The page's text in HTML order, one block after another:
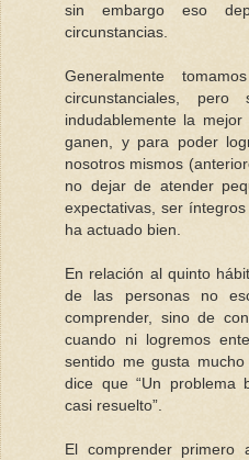
sin embargo eso
circunstancias.
Generalmente
circunstanciales,
indudablemente la
ganen, y para poder
nosotros mismos
no dejar de atender
expectativas, ser
ha actuado bien.
En relación al quinto
de las personas no
comprender, sino de
cuando ni logremos
sentido me gusta
dice que “Un problema
casi resuelto”.
El comprender